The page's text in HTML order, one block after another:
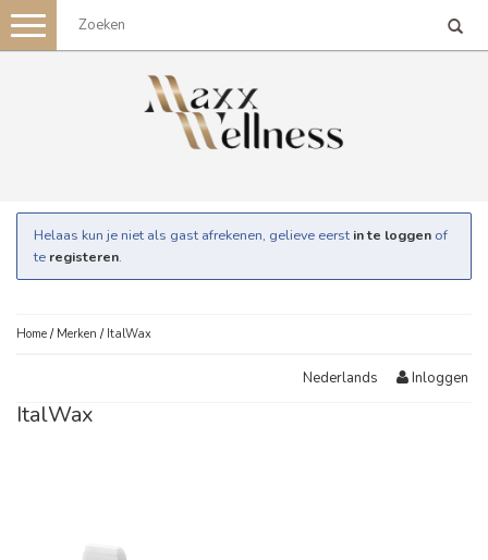
Toggle
navigation
Helaas kun je niet als gast afrekenen, gelieve eerst in te loggen of
te registeren.
Home / Merken / ItalWax
Nederlands Inloggen
ItalWax